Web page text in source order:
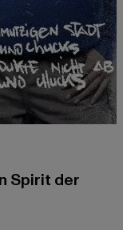
Spirit der